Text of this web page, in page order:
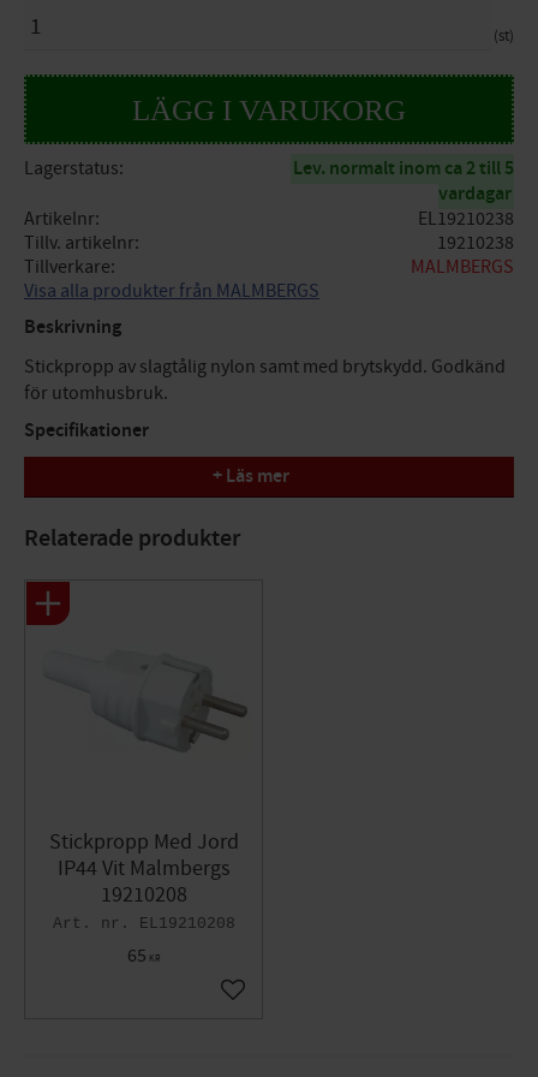
st
Lagerstatus
Lev. normalt inom ca 2 till 5
vardagar
Artikelnr
EL19210238
Tillv. artikelnr
19210238
Tillverkare
MALMBERGS
Visa alla produkter från MALMBERGS
Beskrivning
Stickpropp av slagtålig nylon samt med brytskydd. Godkänd
för utomhusbruk.
Specifikationer
Kapslingsklass: IP44
+ Läs mer
Relaterade produkter
Stickpropp Med Jord
IP44 Vit Malmbergs
19210208
EL19210208
65 KR
Lägg till i favoriter